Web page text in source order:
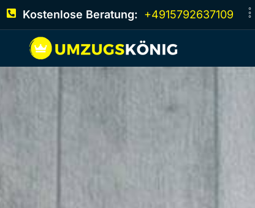
Kostenlose Beratung: +4915792637109